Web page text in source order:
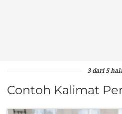
3 dari 5
Contoh Kalimat